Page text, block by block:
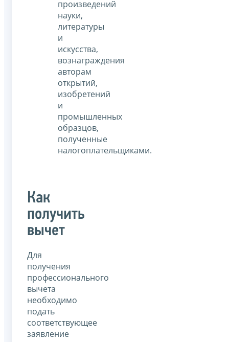
произведений
науки,
литературы
и
искусства,
вознаграждения
авторам
открытий,
изобретений
и
промышленных
образцов,
полученные
налогоплательщиками.
Как
получить
вычет
Для
получения
профессионального
вычета
необходимо
подать
соответствующее
заявление